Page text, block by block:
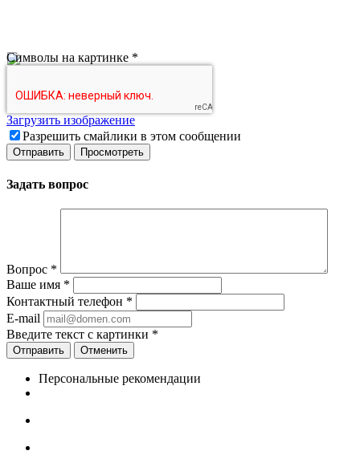
Символы на картинке *
Загрузить изображение
Разрешить смайлики в этом сообщении
Задать вопрос
Вопрос *
Ваше имя *
Контактный телефон *
E-mail
Введите текст с картинки *
Отменить
Персональные рекомендации